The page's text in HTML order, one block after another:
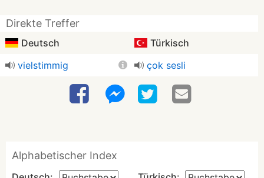
Direkte Treffer
Deutsch
Türkisch
vielstimmig
çok sesli
Alphabetischer Index